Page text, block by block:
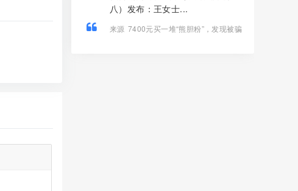
八）发布：王女士...
来源 7400元买一堆“熊胆粉”，发现被骗